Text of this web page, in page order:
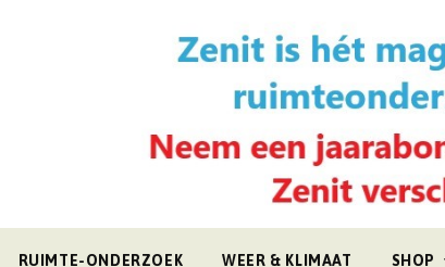
RUIMTE-ONDERZOEK WEER & KLIMAAT SHOP